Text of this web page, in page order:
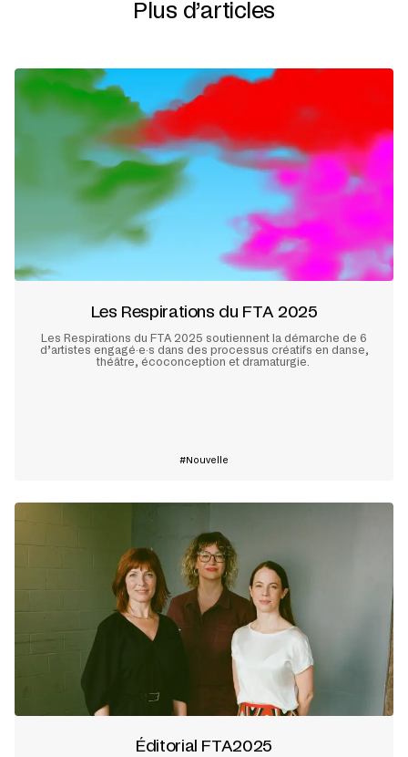
Plus d’articles
Les Respirations du FTA 2025
Les Respirations du FTA 2025 soutiennent la démarche de 6
d’artistes engagé·e·s dans des processus créatifs en danse,
théâtre, écoconception et dramaturgie.
Nouvelle
Éditorial FTA2025